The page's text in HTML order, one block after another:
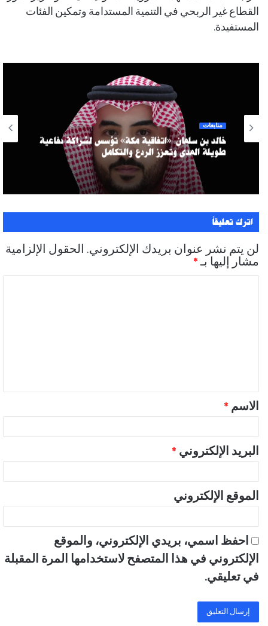
القطاع غير الربحي في التنمية المستدامة وتمكين الفئات
المستفيدة.
متابعات
خالد بن سلمان: «اتفاقية مكة» تؤسس لشراكة دفاعية
طويلة المدى وتعزز الردع والتكامل
اترك تعليقاً
لن يتم نشر عنوان بريدك الإلكتروني. الحقول الإلزامية
مشار إليها بـ*
ق
*
الاسم *
البريد الإلكتروني *
الموقع الإلكتروني
احفظ اسمي، بريدي الإلكتروني، والموقع
الإلكتروني في هذا المتصفح لاستخدامها المرة المقبلة
في تعليقي.